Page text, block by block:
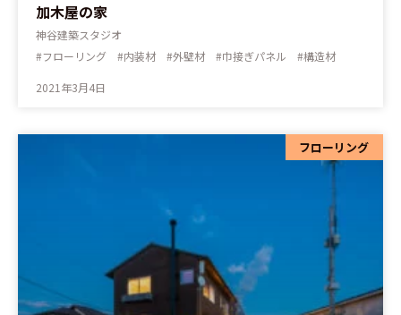
加木屋の家
神谷建築スタジオ
#フローリング #内装材 #外壁材 #巾接ぎパネル #構造材
2021年3月4日
フローリング